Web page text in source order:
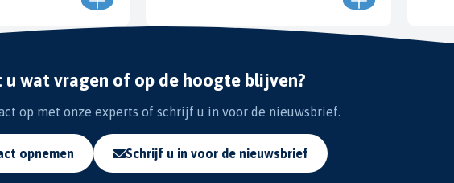
u wat vragen of op de hoogte blijven?
op met onze experts of schrijf u in voor de nieuwsbrief.
opnemen Schrijf u in voor de nieuwsbrief